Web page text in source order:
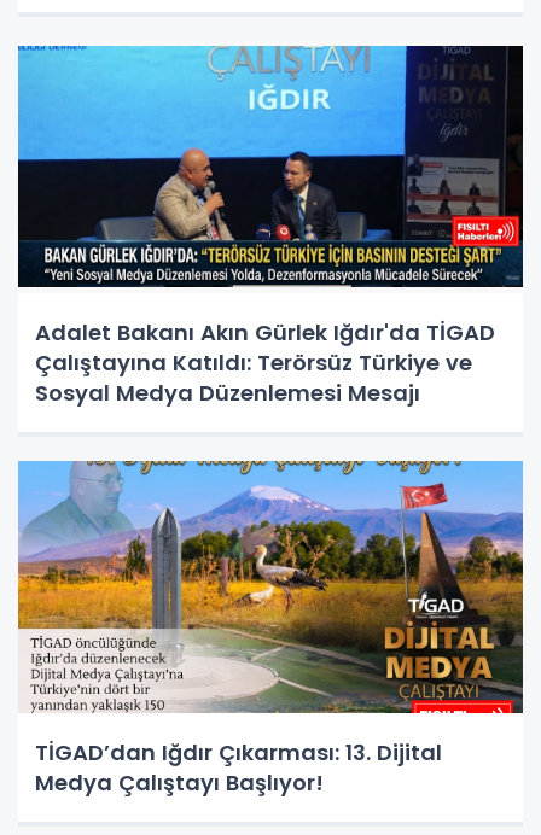
Adalet Bakanı Akın Gürlek Iğdır'da TİGAD
Çalıştayına Katıldı: Terörsüz Türkiye ve
Sosyal Medya Düzenlemesi Mesajı
TİGAD’dan Iğdır Çıkarması: 13. Dijital
Medya Çalıştayı Başlıyor!